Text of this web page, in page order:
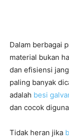
Dalam berbagai
material bukan
dan efisiensi
paling banyak
adalah besi
dan cocok
Tidak heran jika